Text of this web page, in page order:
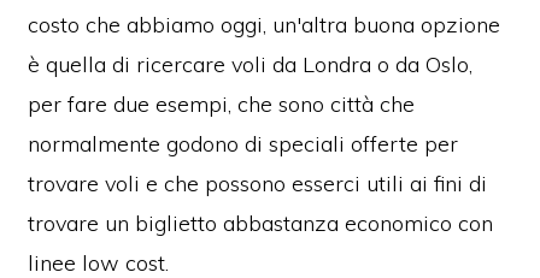
costo che abbiamo oggi, un'altra buona opzione
è quella di ricercare voli da Londra o da Oslo,
per fare due esempi, che sono città che
normalmente godono di speciali offerte per
trovare voli e che possono esserci utili ai fini di
trovare un biglietto abbastanza economico con
linee low cost.